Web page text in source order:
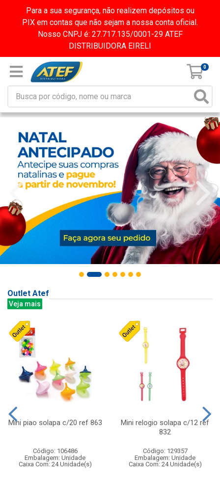
Para a sua segurança, não realizem depósitos ou
PIX em contas que não sejam a nossa conta oficial.
Nosso CNPJ é: 27.717.135/0001-29 ATEF
DISTRIBUIDORA EIRELI
0
Outlet Atef
Veja mais
Mini piao solapa c/20 ref 863
Código: 106486
Embalagem: Unidade
Caixa Com: 24 Unidade(s)
Mini relogio solapa c/12 ref
832
Código: 129357
Embalagem: Unidade
Caixa Com: 24 Unidade(s)